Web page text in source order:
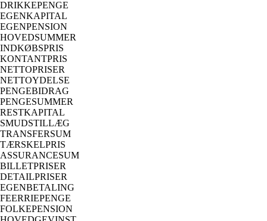
DRIKKEPENGE
EGENKAPITAL
EGENPENSION
HOVEDSUMMER
INDKØBSPRIS
KONTANTPRIS
NETTOPRISER
NETTOYDELSE
PENGEBIDRAG
PENGESUMMER
RESTKAPITAL
SMUDSTILLÆG
TRANSFERSUM
TÆRSKELPRIS
ASSURANCESUM
BILLETPRISER
DETAILPRISER
EGENBETALING
FEERRIEPENGE
FOLKEPENSION